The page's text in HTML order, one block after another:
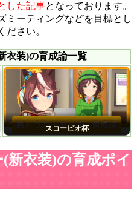
した記事となっております。
ミーティングなどを目標とし
ださい。
衣装)の育成論一覧
スコーピオ杯
新衣装)の育成ポイ